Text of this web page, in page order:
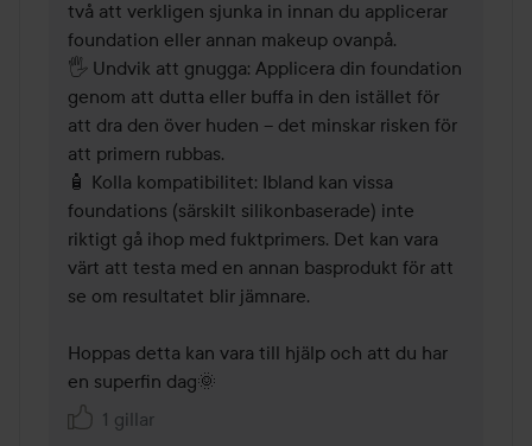
två att verkligen sjunka in innan du applicerar
foundation eller annan makeup ovanpå.
🖐️ Undvik att gnugga: Applicera din foundation
genom att dutta eller buffa in den istället för
att dra den över huden – det minskar risken för
att primern rubbas.
🧴 Kolla kompatibilitet: Ibland kan vissa
foundations (särskilt silikonbaserade) inte
riktigt gå ihop med fuktprimers. Det kan vara
värt att testa med en annan basprodukt för att
se om resultatet blir jämnare.
Hoppas detta kan vara till hjälp och att du har
en superfin dag🌞
1 gillar